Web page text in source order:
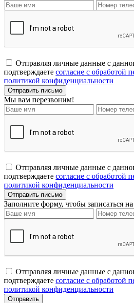
Отправляя личные данные с
подтверждаете согласие с обработой
политикой конфиденциальности
Мы вам перезвоним!
Отправляя личные данные с
подтверждаете согласие с обработой
политикой конфиденциальности
Заполните форму, чтобы записаться
Отправляя личные данные с
подтверждаете согласие с обработой
политикой конфиденциальности